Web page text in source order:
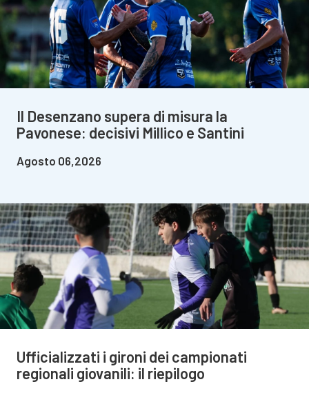
Il Desenzano supera di misura la
Pavonese: decisivi Millico e Santini
Agosto 06,2026
Ufficializzati i gironi dei campionati
regionali giovanili: il riepilogo